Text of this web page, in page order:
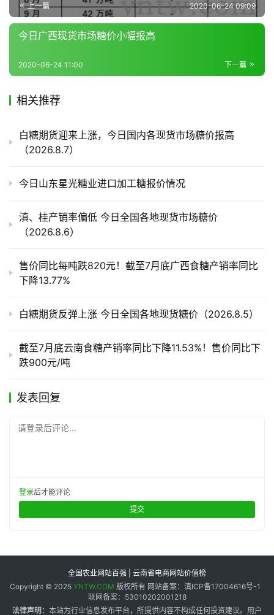
地
区
频
产
链
产
储
运
上一篇 2020-06-24 09:09
今日广西现货市场糖价小幅报高
下一篇
2020-06-24 11:00
相关推荐
白糖期货迎来上涨，今日国内各现货市场糖价报高
（2026.8.7）
今日山东星光糖业进口加工糖报价情况
滇、桂产销率偏低 今日全国各地现货市场糖价
（2026.8.6）
售价同比每吨跌820元！截至7月底广西食糖产销率同比
下降13.77%
白糖期货反弹上涨 今日全国各地现货糖价（2026.8.5）
截至7月底云南食糖产销率同比下降11.53%！售价同比下
跌900元/吨
发表回复
请登录后评论...
登录后才能评论
提交
全国农业网站百强 | 云南省电商网站价值榜
Copyright © 2025 YNTW.COM 版权所有 网站备案：滇ICP备17004616号-1
联网备案：53010202001218
法律声明： 本站为行业信息发布平台，所提供内容不构成任何投资建议。用户